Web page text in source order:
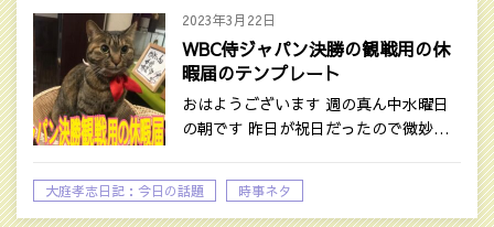
2023年3月22日
WBC侍ジャパン決勝の観戦用の休
暇届のテンプレート
おはようございます 週の真ん中水曜日
の朝です 昨日が祝日だったので微妙…
大庭孝志日記：今日の話題 時事ネタ